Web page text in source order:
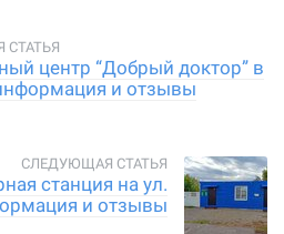
центр “Добрый доктор” в
и отзывы
станция на ул.
и отзывы